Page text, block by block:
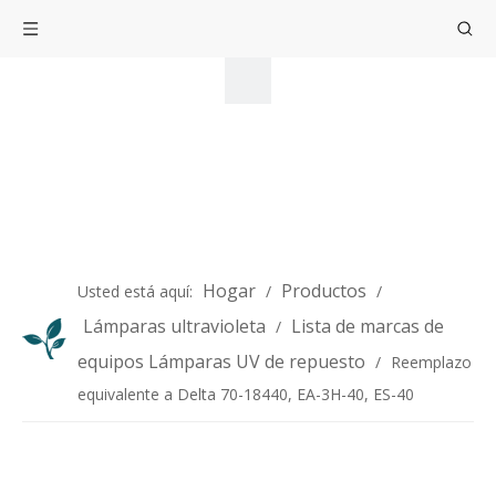
Usted está aquí: Hogar / Productos /
Lámparas ultravioleta / Lista de marcas de
equipos Lámparas UV de repuesto / Reemplazo
equivalente a Delta 70-18440, EA-3H-40, ES-40